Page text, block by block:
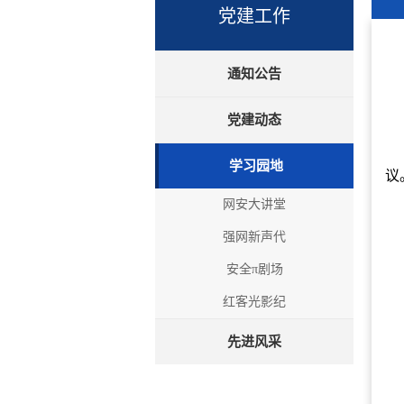
党建工作
通知公告
党建动态
学习园地
网安大讲堂
强网新声代
安全π剧场
红客光影纪
先进风采
议